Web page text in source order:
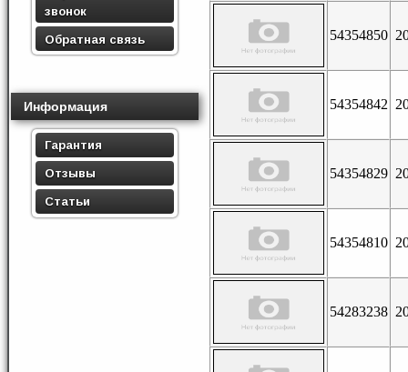
звонок
Обратная связь
Информация
Гарантия
Отзывы
Статьи
54354850
54354842
54354829
54354810
54283238